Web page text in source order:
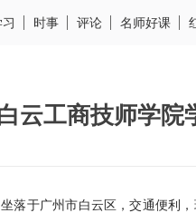
时事 评论 名师好课
云工商技师学院
于广州市白云区，交通便利，